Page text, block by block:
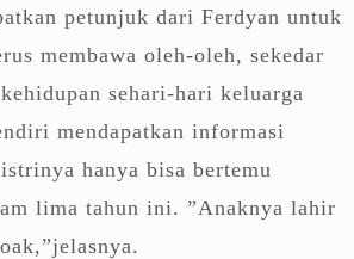
petunjuk dari Ferdyan untuk
membawa oleh-oleh, sekedar
sehari-hari keluarga
mendapatkan informasi
hanya bisa bertemu
lima tahun ini. ”Anaknya lahir